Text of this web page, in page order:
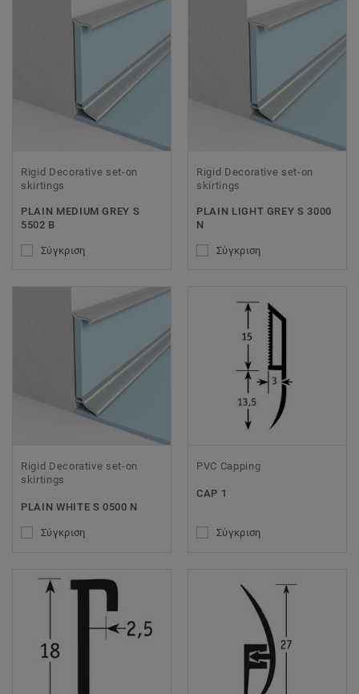
Rigid Decorative set-on
skirtings
PLAIN MEDIUM GREY S
5502 B
Σύγκριση
Rigid Decorative set-on
skirtings
PLAIN LIGHT GREY S 3000
N
Σύγκριση
Rigid Decorative set-on
skirtings
PLAIN WHITE S 0500 N
Σύγκριση
PVC Capping
CAP 1
Σύγκριση